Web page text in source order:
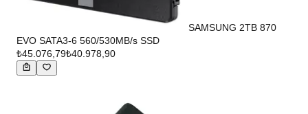
SAMSUNG 2TB 870
EVO SATA3-6 560/530MB/s SSD
₺45.076,79₺40.978,90